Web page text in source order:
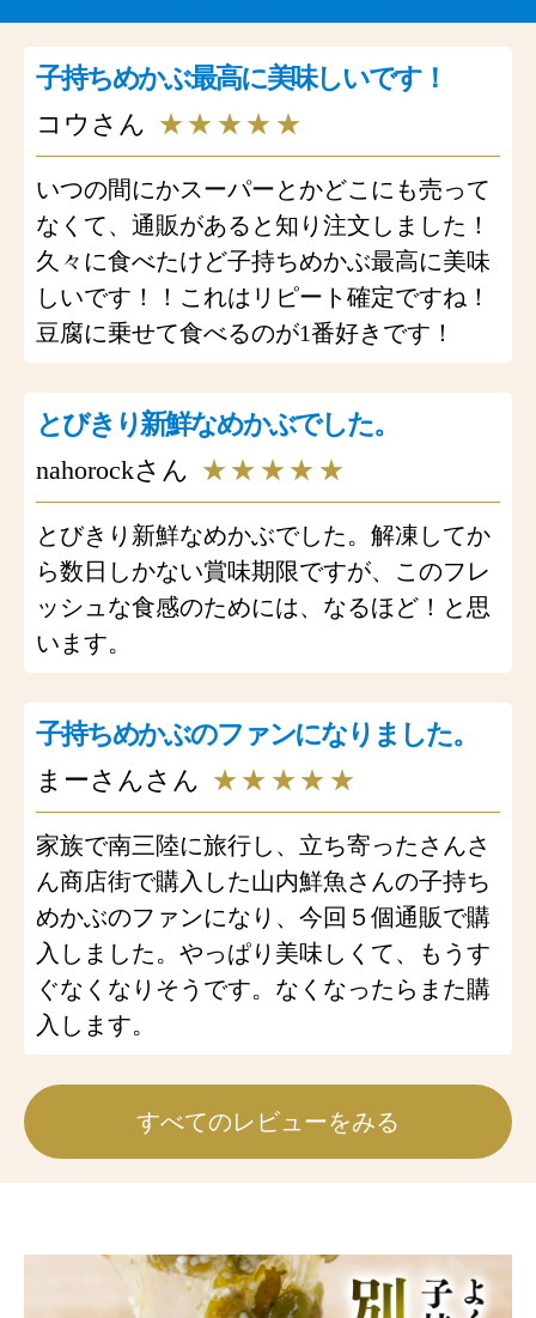
子持ちめかぶ最高に美味しいです！
コウさん ★★★★★
いつの間にかスーパーとかどこにも売って
なくて、通販があると知り注文しました！
久々に食べたけど子持ちめかぶ最高に美味
しいです！！これはリピート確定ですね！
豆腐に乗せて食べるのが1番好きです！
とびきり新鮮なめかぶでした。
nahorockさん ★★★★★
とびきり新鮮なめかぶでした。解凍してか
ら数日しかない賞味期限ですが、このフレ
ッシュな食感のためには、なるほど！と思
います。
子持ちめかぶのファンになりました。
まーさんさん ★★★★★
家族で南三陸に旅行し、立ち寄ったさんさ
ん商店街で購入した山内鮮魚さんの子持ち
めかぶのファンになり、今回５個通販で購
入しました。やっぱり美味しくて、もうす
ぐなくなりそうです。なくなったらまた購
入します。
すべてのレビューをみる